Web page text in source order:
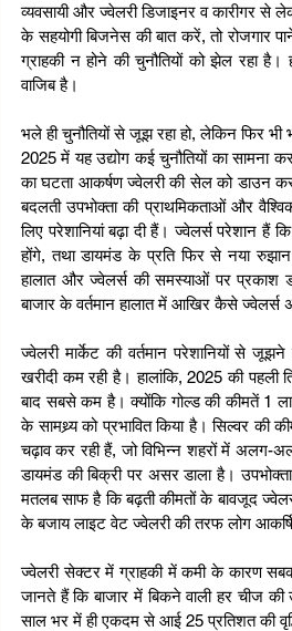
व्यवसायी और ज्वेलरी डिजाइनर व कारीगर
के सहयोगी बिजनेस की बात करें, तो
ग्राहकी न होने की चुनौतियों को झेल रहा
वाजिब है।
भले ही चुनौतियों से जूझ रहा हो, लेकिन फिर
2025 में यह उद्योग कई चुनौतियों का सामना
का घटता आकर्षण ज्वेलरी की सेल को डाउन
बदलती उपभोक्ता की प्राथमिकताओं और
लिए परेशानियां बढ़ा दी हैं। ज्वेलर्स परेशान हैं
होंगे, तथा डायमंड के प्रति फिर से नया
हालात और ज्वेलर्स की समस्याओं पर प्रकाश
बाजार के वर्तमान हालात में आखिर कैसे
ज्वेलरी मार्केट की वर्तमान परेशानियों से
खरीदी कम रही है। हालांकि, 2025 की
बाद सबसे कम है। क्योंकि गोल्ड की कीमतें 1
के सामथ्र्य को प्रभावित किया है। सिल्वर की
चढ़ाव कर रही हैं, जो विभिन्न शहरों में अलग-
डायमंड की बिक्री पर असर डाला है।
मतलब साफ है कि बढ़ती कीमतों के बावजूद
के बजाय लाइट वेट ज्वेलरी की तरफ लोग
ज्वेलरी सेक्टर में ग्राहकी में कमी के कारण
जानते हैं कि बाजार में बिकने वाली हर चीज की
साल भर में ही एकदम से आई 25 प्रतिशत की